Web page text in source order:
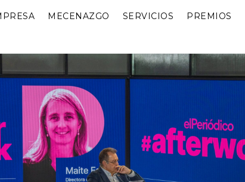
MECENAZGO SERVICIOS PREMIOS